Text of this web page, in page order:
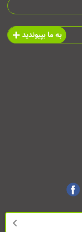
به ما بپیوندید
منبع بلامانع می‌باشد